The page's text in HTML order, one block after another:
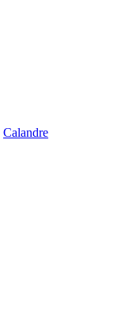
Calandre